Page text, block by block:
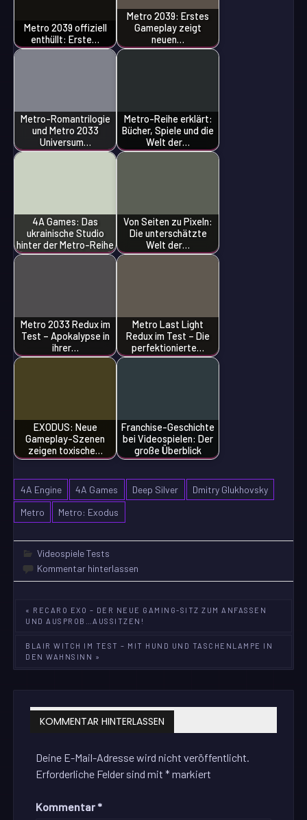
Metro 2039 offiziell
enthüllt: Erste…
Metro 2039: Erstes
Gameplay zeigt
neuen…
Metro-Romantrilogie
und Metro 2033
Universum…
Metro-Reihe erklärt:
Bücher, Spiele und die
Welt der…
4A Games: Das
ukrainische Studio
hinter der Metro-Reihe
Von Seiten zu Pixeln:
Die unterschätzte
Welt der…
Metro 2033 Redux im
Test – Apokalypse in
ihrer…
Metro Last Light
Redux im Test – Die
perfektionierte…
EXODUS: Neue
Gameplay-Szenen
zeigen toxische…
Franchise-Geschichte
bei Videospielen: Der
große Überblick
4A Engine 4A Games Deep Silver
Dmitry Glukhovsky
Metro
Metro: Exodus
Videospiele Tests
Kommentar hinterlassen
Beitragsnavigation
« RECARO EXO – DER NEUE GAMING-SITZ ZUM ANFASSEN
UND AUSPROB…AUSSITZEN!
BLAIR WITCH IM TEST – MIT HUND UND TASCHENLAMPE IN
DEN WAHNSINN »
KOMMENTAR HINTERLASSEN
Deine E-Mail-Adresse wird nicht veröffentlicht.
Erforderliche Felder sind mit*markiert
Kommentar *